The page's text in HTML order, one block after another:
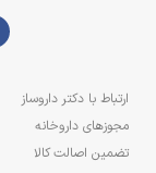
ارتباط با دکتر داروساز
مجوزهای داروخانه
تضمین اصالت کالا